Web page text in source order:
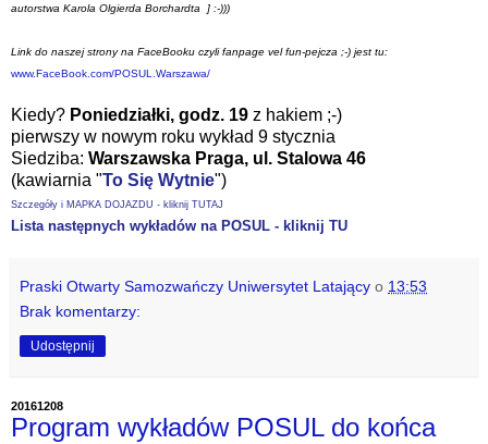
autorstwa Karola Olgierda Borchardta ] :-)))
Link do naszej strony na FaceBooku czyli fanpage vel fun-pejcza ;-) jest tu:
www.FaceBook.com/POSUL.Warszawa/
Kiedy? Poniedziałki, godz. 19 z hakiem ;-)
pierwszy w nowym roku wykład 9 stycznia
Siedziba: Warszawska Praga, ul. Stalowa 46
(kawiarnia "To Się Wytnie")
Szczegóły i MAPKA DOJAZDU - kliknij TUTAJ
Lista następnych wykładów na POSUL - kliknij TU
Praski Otwarty Samozwańczy Uniwersytet Latający o 13:53
Brak komentarzy:
Udostępnij
20161208
Program wykładów POSUL do końca